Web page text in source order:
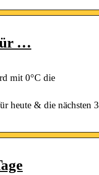
…
mit 0°C die
heute & die nächsten 3